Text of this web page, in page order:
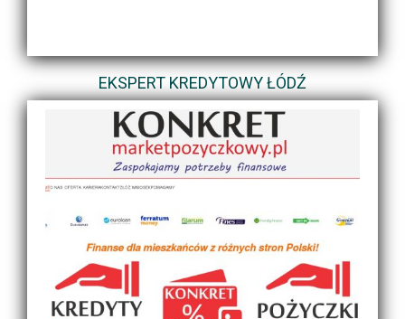
EKSPERT KREDYTOWY ŁÓDŹ